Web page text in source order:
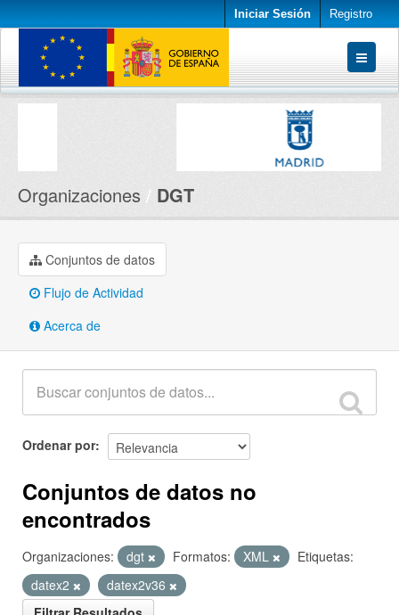
Iniciar Sesión Registro
Conjuntos de datos
Organizaciones DGT
Conjuntos de datos
Flujo de Actividad
Acerca de
Ordenar por
Conjuntos de datos no
encontrados
Organizaciones: dgt Formatos: XML
Etiquetas:
datex2
datex2v36